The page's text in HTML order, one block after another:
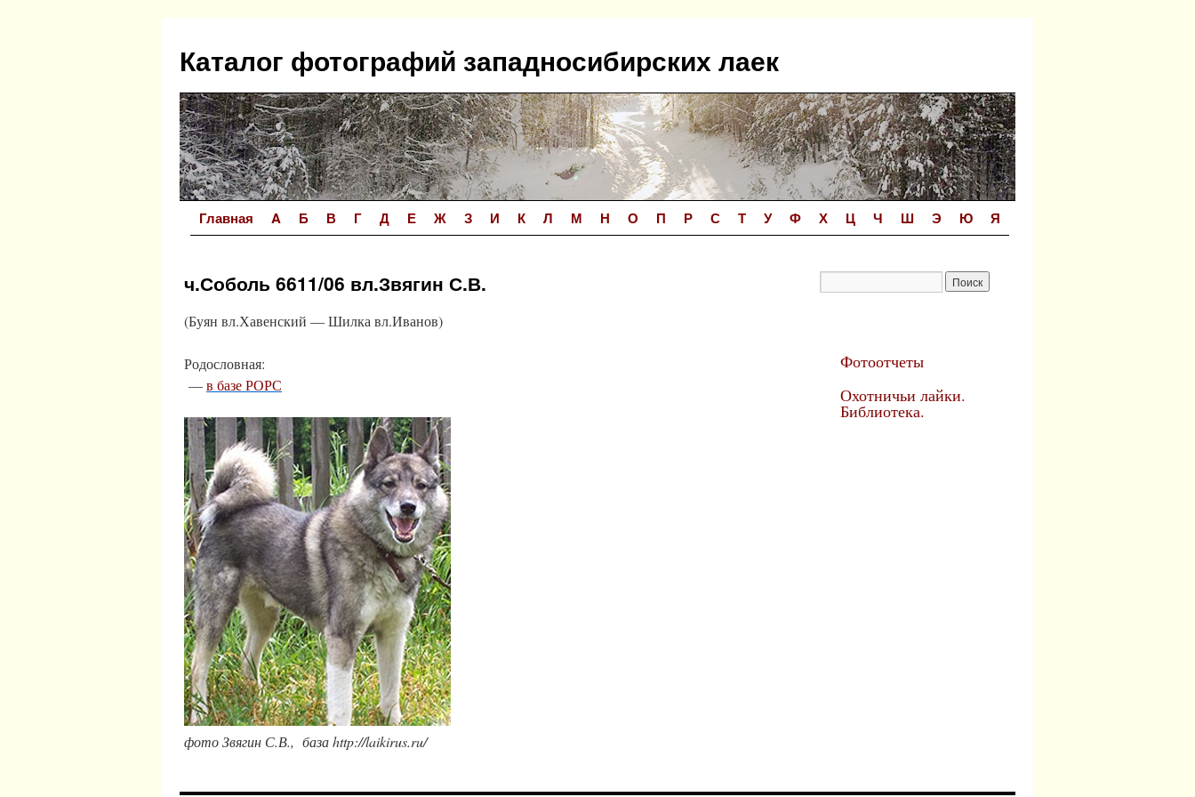
содержимому
Каталог фотографий западносибирских лаек
Главная A Б В Г Д Е Ж З И К Л М Н О П Р С Т У Ф Х Ц Ч Ш Э Ю Я
ч.Соболь 6611/06 вл.Звягин С.В.
(Буян вл.Хавенский — Шилка вл.Иванов)
Родословная:
—в базе РОРС
фото Звягин С.В., база http://laikirus.ru/
Фотоотчеты
Охотничьи лайки.
Библиотека.